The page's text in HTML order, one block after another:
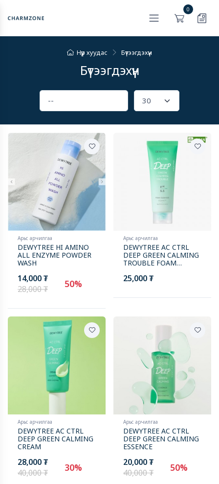
0
Нүүр хуудас Бүтээгдэхүүн
Бүтээгдэхүүн
Арьс арчилгаа
DEWYTREE HI AMINO
ALL ENZYME POWDER
WASH
14,000 ₮
28,000 ₮
50%
Арьс арчилгаа
DEWYTREE AC CTRL
DEEP GREEN CALMING
TROUBLE FOAM
25,000 ₮
Арьс арчилгаа
DEWYTREE AC CTRL
DEEP GREEN CALMING
CREAM
28,000 ₮
40,000 ₮
30%
Арьс арчилгаа
DEWYTREE AC CTRL
DEEP GREEN CALMING
ESSENCE
20,000 ₮
40,000 ₮
50%